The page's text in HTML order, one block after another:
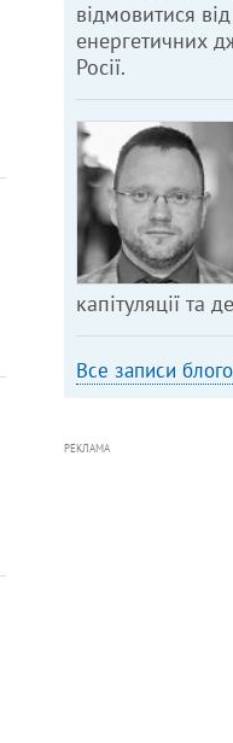
відмовитися
енергетичних
Росії.
капітуляції та
Все записи
РЕКЛАМА